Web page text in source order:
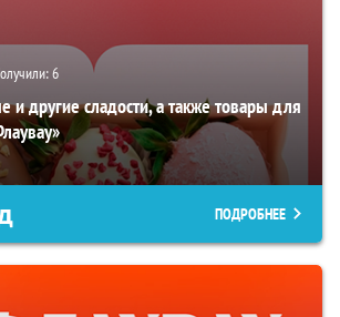
6
и другие сладости, а также товары для
ПОДРОБНЕЕ